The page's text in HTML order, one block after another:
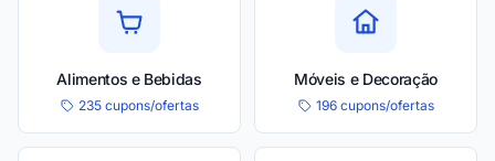
Alimentos e Bebidas
235 cupons/ofertas
Móveis e Decoração
196 cupons/ofertas